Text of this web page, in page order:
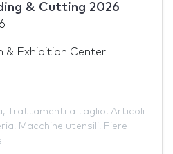
& Cutting 2026
& Exhibition Center
, Trattamenti a taglio, Articoli
, Macchine utensili, Fiere